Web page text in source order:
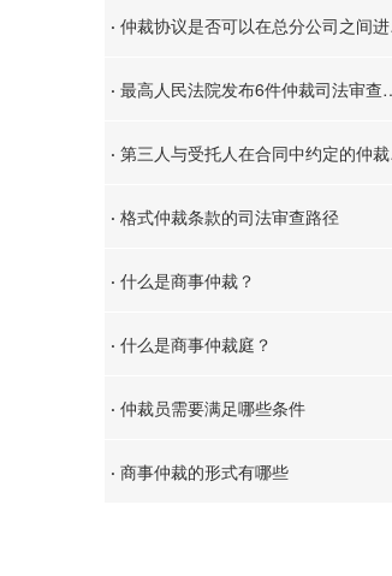
· 仲裁协议是否可以在总分公司之间进行效力扩张？
· 最高人民法院发布6件仲裁司法审查指导性案例
· 第三人与受托人在合同中约定的仲裁条款对委托人是否适用？
· 格式仲裁条款的司法审查路径
· 什么是商事仲裁？
· 什么是商事仲裁庭？
· 仲裁员需要满足哪些条件
· 商事仲裁的形式有哪些